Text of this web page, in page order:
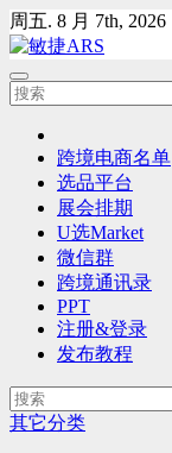
Skip
to
content
周五. 8 月 7th, 2026
跨境电商名单
选品平台
展会排期
U选Market
微信群
跨境通讯录
PPT
注册&登录
发布教程
其它分类